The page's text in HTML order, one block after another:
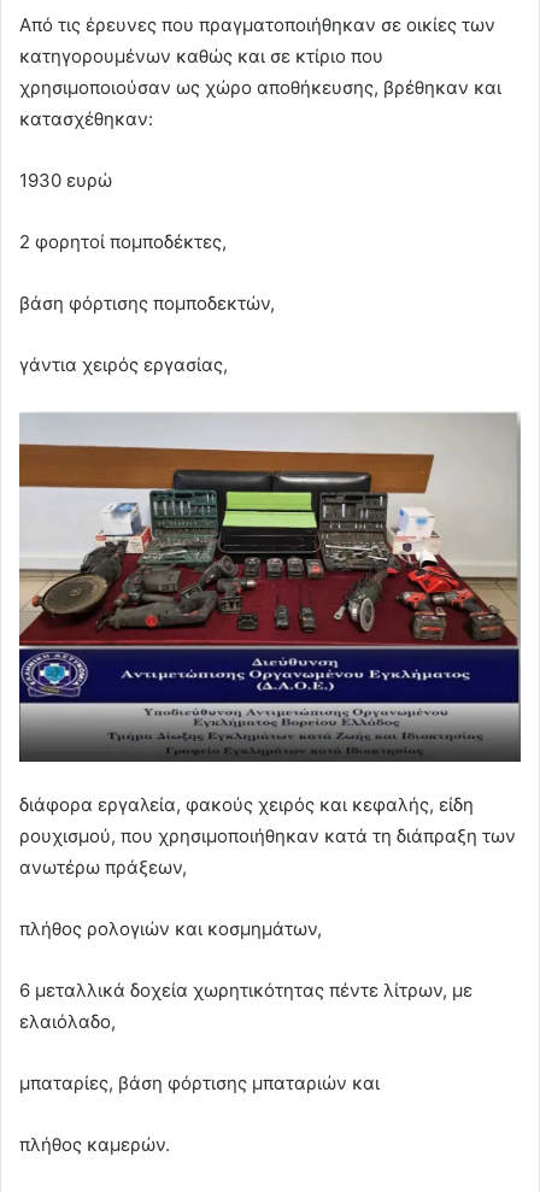
Από τις έρευνες που πραγματοποιήθηκαν σε οικίες των
κατηγορουμένων καθώς και σε κτίριο που
χρησιμοποιούσαν ως χώρο αποθήκευσης, βρέθηκαν και
κατασχέθηκαν:
1930 ευρώ
2 φορητοί πομποδέκτες,
βάση φόρτισης πομποδεκτών,
γάντια χειρός εργασίας,
διάφορα εργαλεία, φακούς χειρός και κεφαλής, είδη
ρουχισμού, που χρησιμοποιήθηκαν κατά τη διάπραξη των
ανωτέρω πράξεων,
πλήθος ρολογιών και κοσμημάτων,
6 μεταλλικά δοχεία χωρητικότητας πέντε λίτρων, με
ελαιόλαδο,
μπαταρίες, βάση φόρτισης μπαταριών και
πλήθος καμερών.